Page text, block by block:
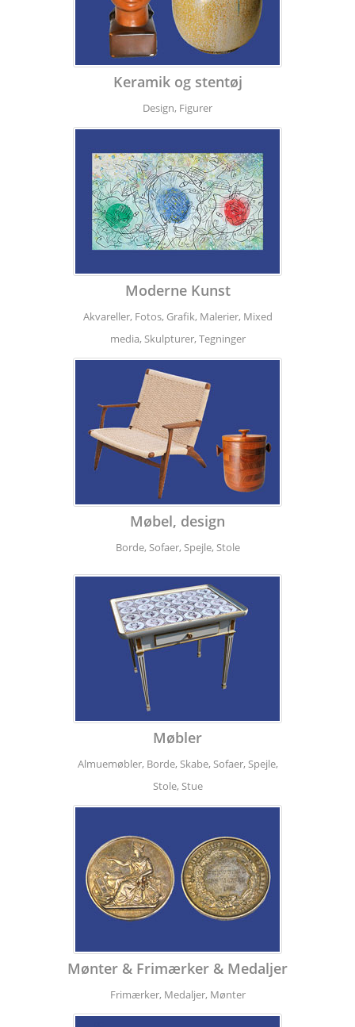
Keramik og stentøj
Design, Figurer
Moderne Kunst
Akvareller, Fotos, Grafik, Malerier, Mixed
media, Skulpturer, Tegninger
Møbel, design
Borde, Sofaer, Spejle, Stole
Møbler
Almuemøbler, Borde, Skabe, Sofaer, Spejle,
Stole, Stue
Mønter & Frimærker & Medaljer
Frimærker, Medaljer, Mønter